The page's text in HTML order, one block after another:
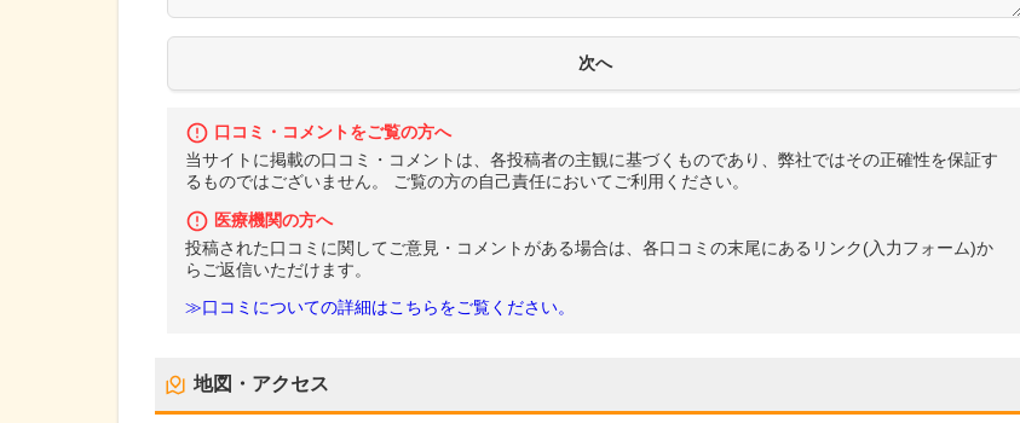
口コミ・コメントをご覧の方へ
当サイトに掲載の口コミ・コメントは、各投稿者の主観に基づくものであり、弊社ではその正確性を保証す
るものではございません。 ご覧の方の自己責任においてご利用ください。
医療機関の方へ
投稿された口コミに関してご意見・コメントがある場合は、各口コミの末尾にあるリンク(入力フォーム)か
らご返信いただけます。
≫口コミについての詳細はこちらをご覧ください。
地図・アクセス